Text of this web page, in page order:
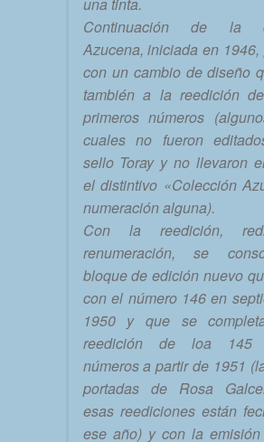
una tinta.
Continuación de la
Azucena, iniciada en
con un cambio de diseño
también a la reedición
primeros números
cuales no fueron
sello Toray y no llevaron
el distintivo «Colección
numeración alguna).
Con la reedición,
renumeración, se
bloque de edición nuevo
con el número 146 en
1950 y que se
reedición de loa 145
números a partir de 1951
portadas de Rosa
esas reediciones están
ese año) y con la